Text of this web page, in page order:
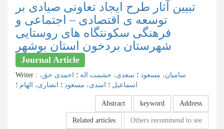
تبیین آثار طرح ایجاد تعاونی صیادی بر
توسعه ی اقتصادی – اجتماعی و
فرهنگی سکونتگاه های روستایی
شهرستان بردخون استان بوشهر
Journal Article
Writer : سامیان، مسعود ؛ سعدی، حشمت اله ؛
احمدی حق،
اسماعیل ؛ اسدی، مسعود ؛ انصاری، الهام ؛
Abstract keyword Address
Related articles Others recommend to see